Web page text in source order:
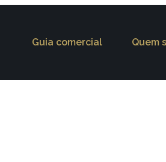
Guia comercial Quem